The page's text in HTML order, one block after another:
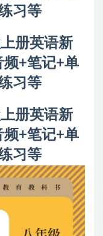
习等
册英语新
频+笔记+单
习等
册英语新
频+笔记+单
习等